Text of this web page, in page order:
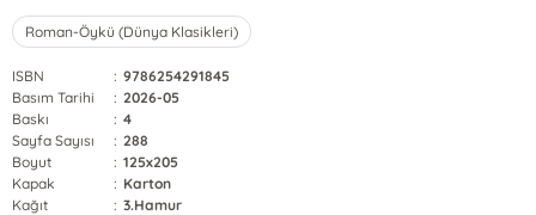
Roman-Öykü (Dünya Klasikleri)
ISBN : 9786254291845
Basım Tarihi
: 2026-05
Baskı
: 4
Sayfa Sayısı
: 288
Boyut
: 125x205
Kapak
: Karton
Kağıt
: 3.Hamur